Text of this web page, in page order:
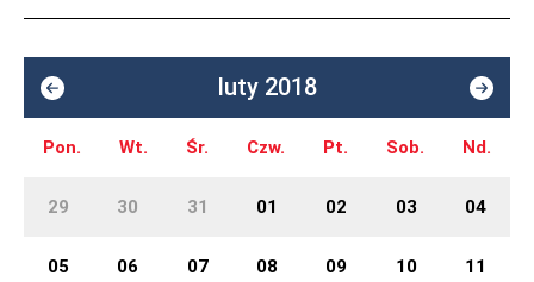
luty 2018
Pon. Wt. Śr. Czw. Pt. Sob. Nd.
29 30 31 01 02 03 04
05 06 07 08 09 10 11